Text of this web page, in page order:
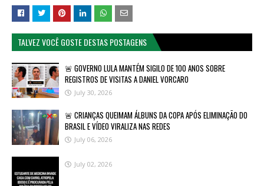
TALVEZ VOCÊ GOSTE DESTAS POSTAGENS
🚨 GOVERNO LULA MANTÉM SIGILO DE 100 ANOS SOBRE
REGISTROS DE VISITAS A DANIEL VORCARO
July 30, 2026
🚨 CRIANÇAS QUEIMAM ÁLBUNS DA COPA APÓS ELIMINAÇÃO DO
BRASIL E VÍDEO VIRALIZA NAS REDES
July 06, 2026
July 02, 2026